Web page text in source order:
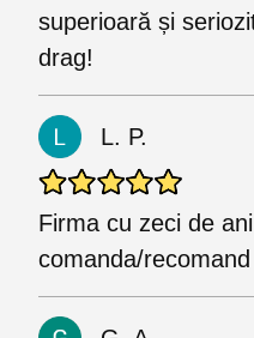
superioară și
drag!
L. P.
Firma cu zeci de
comanda/